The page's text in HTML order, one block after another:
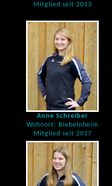
Mitglied seit 2013
Anne Schreiber
Wohnort: Biebelnheim
Mitglied seit 2017